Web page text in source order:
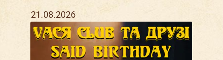
21.08.2026